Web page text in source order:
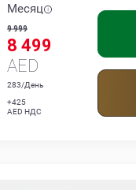
Месяц
9 999
8 499
AED
283/День
+425
AED НДС